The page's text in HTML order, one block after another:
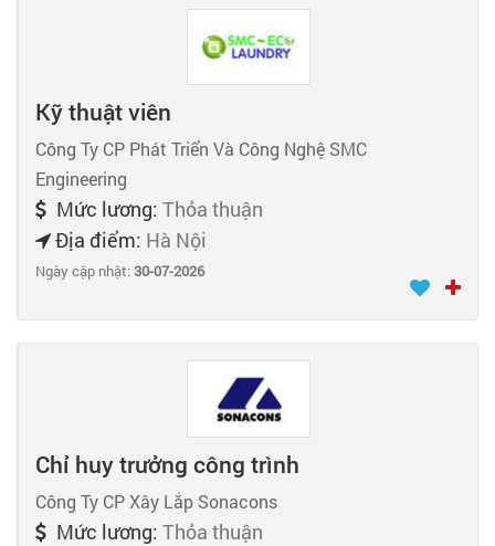
Kỹ thuật viên
Công Ty CP Phát Triển Và Công Nghệ SMC
Engineering
Mức lương: Thỏa thuận
Địa điểm: Hà Nội
Ngày cập nhật:30-07-2026
Chỉ huy trưởng công trình
Công Ty CP Xây Lắp Sonacons
Mức lương: Thỏa thuận